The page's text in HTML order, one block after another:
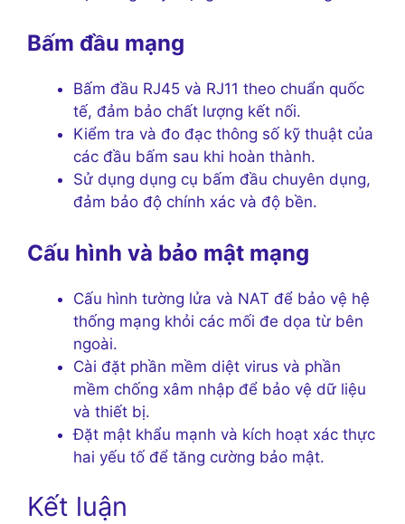
Bấm đầu mạng
Bấm đầu RJ45 và RJ11 theo chuẩn quốc
tế, đảm bảo chất lượng kết nối.
Kiểm tra và đo đạc thông số kỹ thuật của
các đầu bấm sau khi hoàn thành.
Sử dụng dụng cụ bấm đầu chuyên dụng,
đảm bảo độ chính xác và độ bền.
Cấu hình và bảo mật mạng
Cấu hình tường lửa và NAT để bảo vệ hệ
thống mạng khỏi các mối đe dọa từ bên
ngoài.
Cài đặt phần mềm diệt virus và phần
mềm chống xâm nhập để bảo vệ dữ liệu
và thiết bị.
Đặt mật khẩu mạnh và kích hoạt xác thực
hai yếu tố để tăng cường bảo mật.
Kết luận